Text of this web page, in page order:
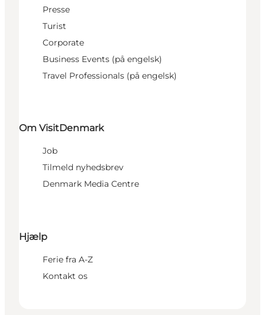
Presse
Turist
Corporate
Business Events (på engelsk)
Travel Professionals (på engelsk)
Om VisitDenmark
Job
Tilmeld nyhedsbrev
Denmark Media Centre
Hjælp
Ferie fra A-Z
Kontakt os